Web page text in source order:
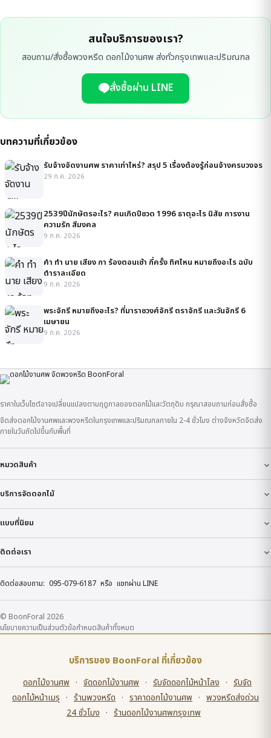
สนใจบริการของเรา?
สอบถาม/สั่งซื้อพวงหรีด ดอกไม้งานศพ ส่งทั่วกรุงเทพและปริมณฑล
สั่งซื้อผ่าน LINE
บทความที่เกี่ยวข้อง
รับจ้างจัดงานศพ ราคาเท่าไหร่? สรุป 5 เรื่องต้องรู้ก่อนจ้างครบวงจร
29 ก.ค. 2026
2539ปีนักษัตรอะไร? คนเกิดปีชวด 1996 ธาตุอะไร นิสัย การงาน
ความรัก สีมงคล
9 ก.ค. 2026
คํา ทํา นาย เสียง กา ร้องตอนเช้า กี่ครั้ง ทิศไหน หมายถึงอะไร ฉบับ
ตำราละเอียด
9 ก.ค. 2026
พระจักรี หมายถึงอะไร? ที่มาราชวงศ์จักรี ตราจักรี และวันจักรี 6
เมษายน
9 ก.ค. 2026
ราคาในเว็บไซต์อาจเปลี่ยนแปลงตามฤดูกาลของดอกไม้และวัตถุดิบ กรุณาสอบถามก่อนสั่งซื้อ
จัดส่งดอกไม้งานศพและพวงหรีดในกรุงเทพและปริมณฑลภายใน 2-4 ชั่วโมง ต่างจังหวัดจัดส่ง
ภายในวันถัดไปขึ้นกับพื้นที่
หมวดสินค้า
บริการจัดดอกไม้
แบบที่นิยม
ติดต่อเรา
ติดต่อสอบถาม: 095-079-6187 หรือ แชทผ่าน LINE
© BoonForal 2026
นโยบายความเป็นส่วนตัวข้อกำหนดสินค้าทั้งหมด
บริการของ BoonForal ที่เกี่ยวข้อง
ดอกไม้งานศพ · จัดดอกไม้งานศพ · รับจัดดอกไม้หน้าโลง · รับจัด
ดอกไม้หน้าเมรุ · ร้านพวงหรีด · ราคาดอกไม้งานศพ · พวงหรีดส่งด่วน
24 ชั่วโมง · ร้านดอกไม้งานศพกรุงเทพ